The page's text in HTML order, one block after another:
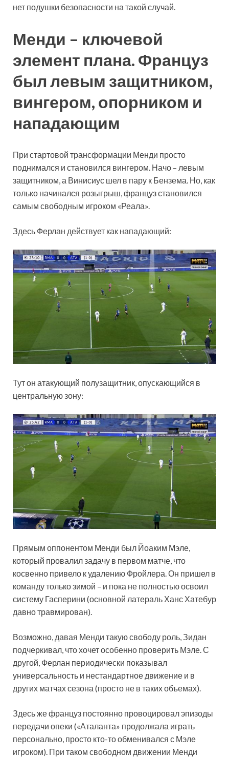
нет подушки безопасности на такой случай.
Менди – ключевой
элемент плана. Француз
был левым защитником,
вингером, опорником и
нападающим
При стартовой трансформации Менди просто
поднимался и становился вингером. Начо – левым
защитником, а Винисиус шел в пару к Бензема. Но, как
только начинался розыгрыш, француз становился
самым свободным игроком «Реала».
Здесь Ферлан действует как нападающий:
Тут он атакующий полузащитник, опускающийся в
центральную зону:
Прямым оппонентом Менди был Йоаким Мэле,
который провалил задачу в первом матче, что
косвенно привело к удалению Фройлера. Он пришел в
команду только зимой – и пока не полностью освоил
систему Гасперини (основной латераль Ханс Хатебур
давно травмирован).
Возможно, давая Менди такую свободу роль, Зидан
подчеркивал, что хочет особенно проверить Мэле. С
другой, Ферлан периодически показывал
универсальность и нестандартное движение и в
других матчах сезона (просто не в таких объемах).
Здесь же француз постоянно провоцировал эпизоды
передачи опеки («Аталанта» продолжала играть
персонально, просто кто-то обменивался с Мэле
игроком). При таком свободном движении Менди